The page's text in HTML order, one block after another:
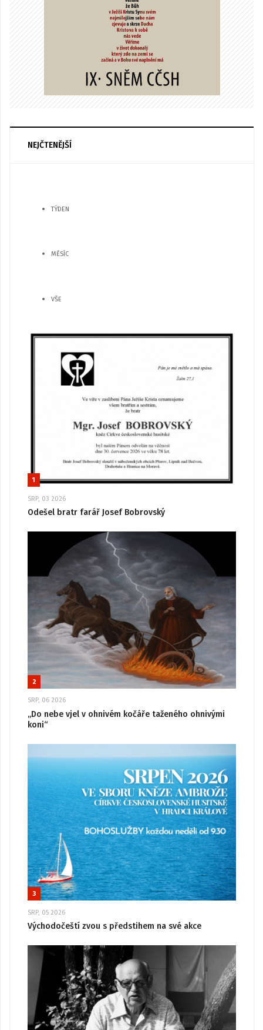
NEJČTENĚJŠÍ
TÝDEN
MĚSÍC
VŠE
1
SRP, 03 2026
Odešel bratr farář Josef Bobrovský
2
SRP, 06 2026
„Do nebe vjel v ohnivém kočáře taženého ohnivými
koni“
3
SRP, 05 2026
Východočeští zvou s předstihem na své akce